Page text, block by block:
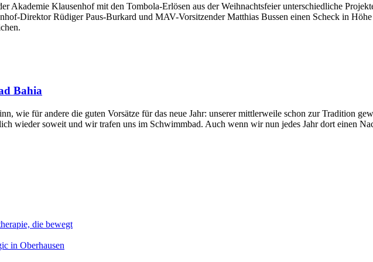
Akademie Klausenhof mit den Tombola-Erlösen aus der Weihnachtsfeier unterschiedliche
Direktor Rüdiger Paus-Burkard und MAV-Vorsitzender Matthias Bussen einen Scheck in
Bahia
wie für andere die guten Vorsätze für das neue Jahr: unserer mittlerweile schon zur Tradition
wieder soweit und wir trafen uns im Schwimmbad. Auch wenn wir nun jedes Jahr dort einen
die bewegt
in Oberhausen